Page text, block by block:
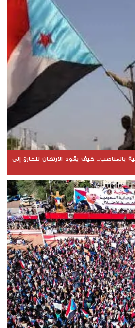
بالمناصب... كيف يقود الارتهان للخارج إلى